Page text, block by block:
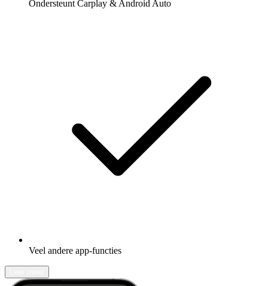
Ondersteunt Carplay & Android Auto
Veel andere app-functies